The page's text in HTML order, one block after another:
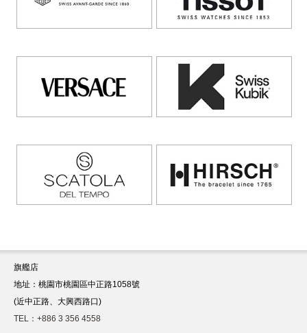
旗艦店
地址：桃園市桃園區中正路1058號
(近中正路、大興西路口)
TEL：+886 3 356 4558